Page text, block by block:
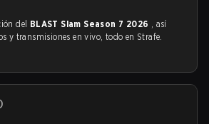
del BLAST Slam Season 7 2026 , así
y transmisiones en vivo, todo en Strafe.
)